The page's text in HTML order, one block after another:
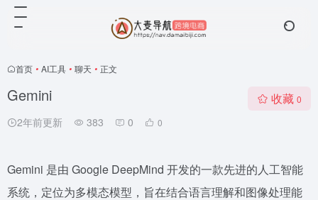
首页 • AI工具 • 聊天 • 正文
‎Gemini
2年前更新 383 0 0
收藏 0
Gemini 是由 Google DeepMind 开发的一款先进的人工智能
系统，定位为多模态模型，旨在结合语言理解和图像处理能